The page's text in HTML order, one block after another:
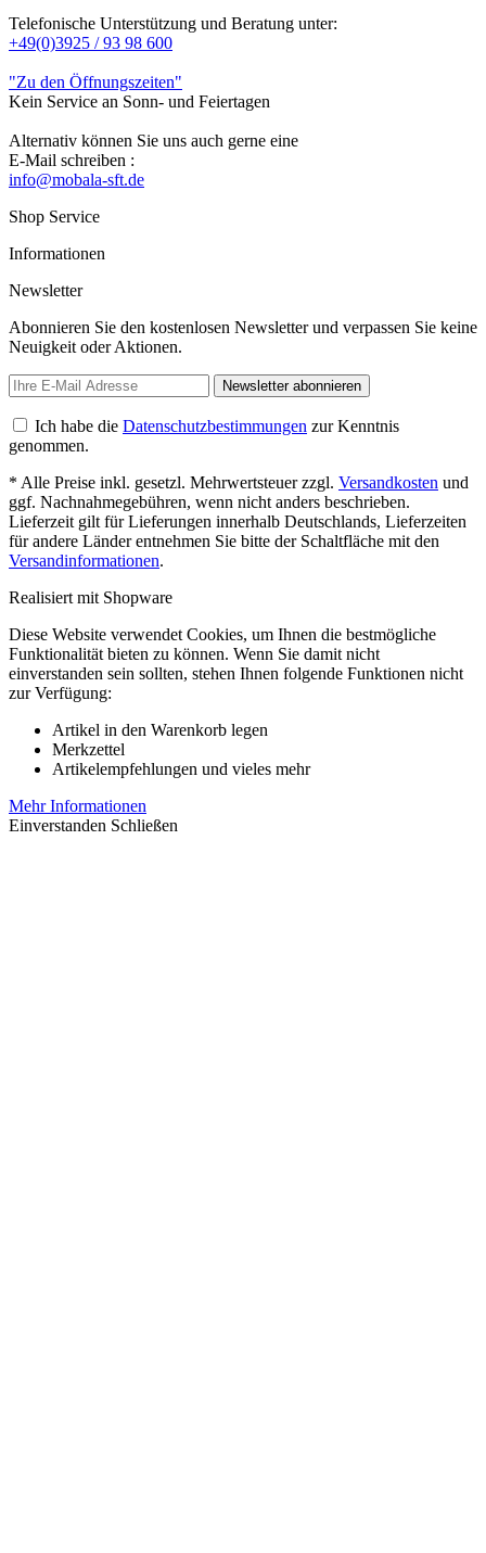
Telefonische Unterstützung und Beratung unter:
+49(0)3925 / 93 98 600
"Zu den Öffnungszeiten"
Kein Service an Sonn- und Feiertagen
Alternativ können Sie uns auch gerne eine
E-Mail schreiben :
info@mobala-sft.de
Shop Service
Informationen
Newsletter
Abonnieren Sie den kostenlosen Newsletter und verpassen Sie keine
Neuigkeit oder Aktionen.
Newsletter abonnieren
Ich habe die Datenschutzbestimmungen zur Kenntnis
genommen.
* Alle Preise inkl. gesetzl. Mehrwertsteuer zzgl. Versandkosten und
ggf. Nachnahmegebühren, wenn nicht anders beschrieben.
Lieferzeit gilt für Lieferungen innerhalb Deutschlands, Lieferzeiten
für andere Länder entnehmen Sie bitte der Schaltfläche mit den
Versandinformationen.
Realisiert mit Shopware
Diese Website verwendet Cookies, um Ihnen die bestmögliche
Funktionalität bieten zu können. Wenn Sie damit nicht
einverstanden sein sollten, stehen Ihnen folgende Funktionen nicht
zur Verfügung:
Artikel in den Warenkorb legen
Merkzettel
Artikelempfehlungen und vieles mehr
Mehr Informationen
Einverstanden Schließen